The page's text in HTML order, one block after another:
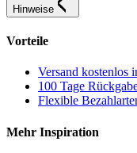
Hinweise
Vorteile
Versand kostenlos
100 Tage
Flexible
Mehr Inspiration